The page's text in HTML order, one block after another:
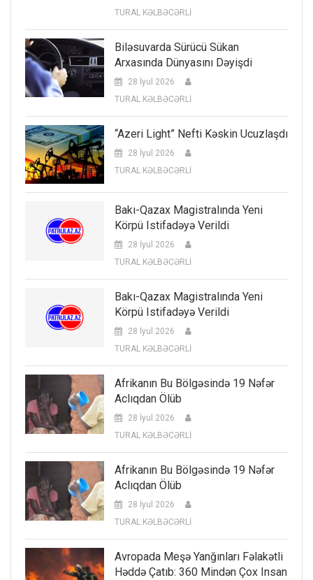
TURAL KƏLBƏCƏRLİ
Biləsuvarda Sürücü Sükan
Arxasında Dünyasını Dəyişdi
28 İyul 2026
TURAL KƏLBƏCƏRLİ
“Azeri Light” Nefti Kəskin Ucuzlaşdı
28 İyul 2026
TURAL KƏLBƏCƏRLİ
Bakı-Qazax Magistralında Yeni
Körpü Istifadəyə Verildi
28 İyul 2026
TURAL KƏLBƏCƏRLİ
Bakı-Qazax Magistralında Yeni
Körpü Istifadəyə Verildi
28 İyul 2026
TURAL KƏLBƏCƏRLİ
Afrikanın Bu Bölgəsində 19 Nəfər
Aclıqdan Ölüb
28 İyul 2026
TURAL KƏLBƏCƏRLİ
Afrikanın Bu Bölgəsində 19 Nəfər
Aclıqdan Ölüb
28 İyul 2026
TURAL KƏLBƏCƏRLİ
Avropada Meşə Yanğınları Fəlakətli
Həddə Çatıb: 360 Mindən Çox Insan